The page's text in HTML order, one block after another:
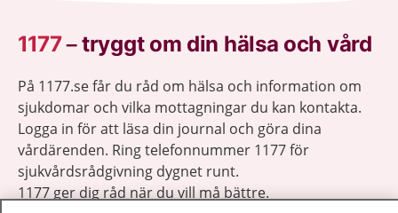
1177–tryggt om din hälsa och vård
På 1177.se får du råd om hälsa och information om
sjukdomar och vilka mottagningar du kan kontakta.
Logga in för att läsa din journal och göra dina
vårdärenden. Ring telefonnummer 1177 för
sjukvårdsrådgivning dygnet runt.
1177 ger dig råd när du vill må bättre.